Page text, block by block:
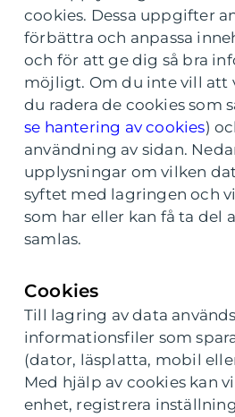
cookies. Dessa uppgifter
förbättra och anpassa
och för att ge dig så bra
möjligt. Om du inte vill att
du radera de cookies som
se hantering av cookies)
användning av sidan.
upplysningar om vilken
syftet med lagringen och
som har eller kan få ta del
samlas.
Cookies
Till lagring av data
informationsfiler som
(dator, läsplatta, mobil
Med hjälp av cookies kan
enhet, registrera